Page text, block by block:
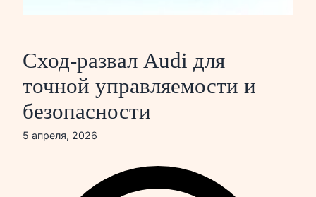
Сход-развал Audi для
точной управляемости и
безопасности
5 апреля, 2026